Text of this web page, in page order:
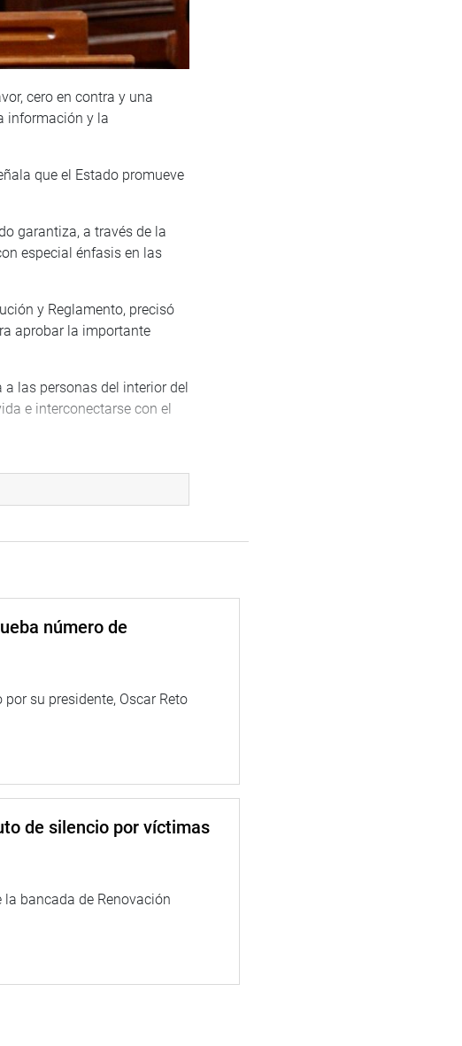
cero en contra y una
información y la
que el Estado promueve
garantiza, a través de la
especial énfasis en las
y Reglamento, precisó
aprobar la importante
las personas del interior del
e interconectarse con el
en la mejora de la
número de
su presidente, Oscar Reto
de silencio por víctimas
bancada de Renovación